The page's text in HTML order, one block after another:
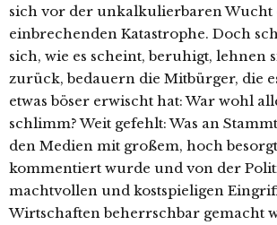
sich vor der unkalkulierbaren Wucht
einbrechenden Katastrophe. Doch
sich, wie es scheint, beruhigt, lehnen
zurück, bedauern die Mitbürger, die
etwas böser erwischt hat: War wohl
schlimm? Weit gefehlt: Was an
den Medien mit großem, hoch
kommentiert wurde und von der
machtvollen und kostspieligen
Wirtschaften beherrschbar gemacht